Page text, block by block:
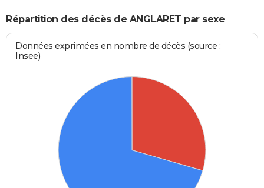
Répartition des décès de ANGLARET par sexe
Données exprimées en nombre de décès (source :
Insee)